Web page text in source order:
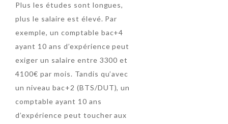
Plus les études sont longues,
plus le salaire est élevé. Par
exemple, un comptable bac+4
ayant 10 ans d’expérience peut
exiger un salaire entre 3300 et
4100€ par mois. Tandis qu’avec
un niveau bac+2 (BTS/DUT), un
comptable ayant 10 ans
d’expérience peut toucher aux